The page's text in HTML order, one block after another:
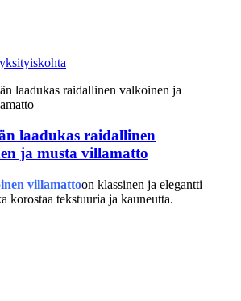
yksityiskohta
laadukas raidallinen
ja musta villamatto
villamattoon klassinen ja elegantti
korostaa tekstuuria ja kauneutta.